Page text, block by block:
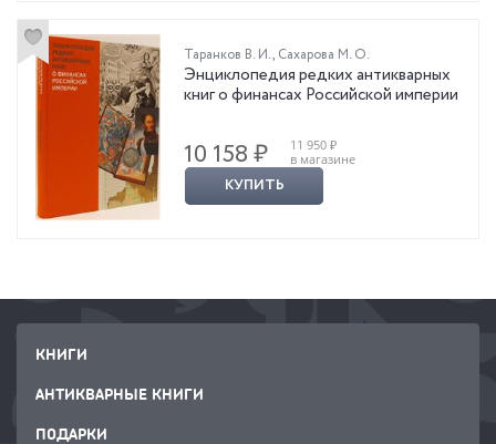
Таранков В. И., Сахарова М. О.
Энциклопедия редких антикварных
книг о финансах Российской империи
10 158 ₽
11 950 ₽
в магазине
КУПИТЬ
КНИГИ
АНТИКВАРНЫЕ КНИГИ
ПОДАРКИ